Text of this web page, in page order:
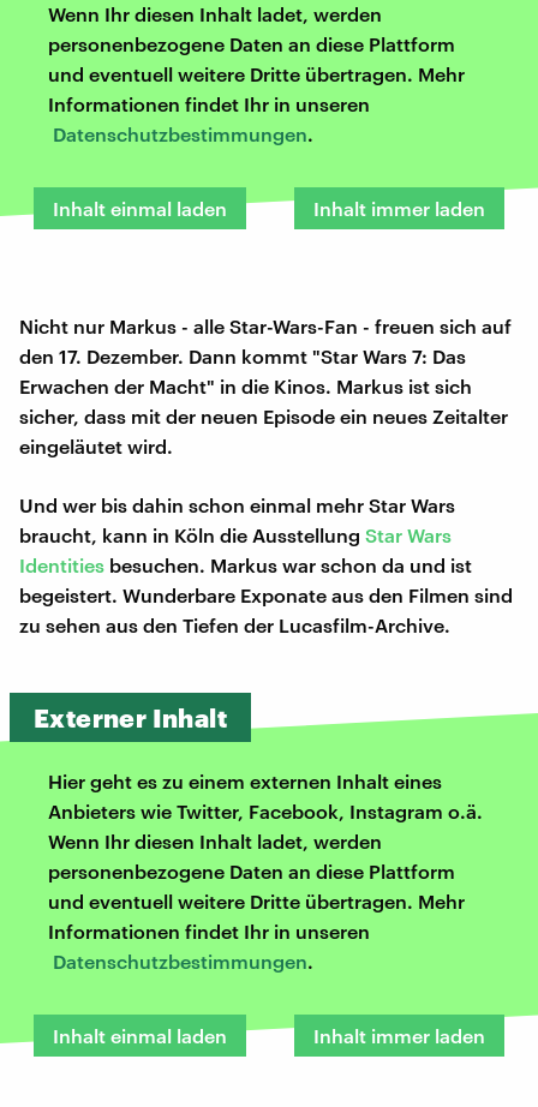
Wenn Ihr diesen Inhalt ladet, werden
personenbezogene Daten an diese Plattform
und eventuell weitere Dritte übertragen. Mehr
Informationen findet Ihr in unseren
Datenschutzbestimmungen.
Inhalt einmal laden Inhalt immer laden
Nicht nur Markus - alle Star-Wars-Fan - freuen sich auf
den 17. Dezember. Dann kommt "Star Wars 7: Das
Erwachen der Macht" in die Kinos. Markus ist sich
sicher, dass mit der neuen Episode ein neues Zeitalter
eingeläutet wird.
Und wer bis dahin schon einmal mehr Star Wars
braucht, kann in Köln die Ausstellung Star Wars
Identities besuchen. Markus war schon da und ist
begeistert. Wunderbare Exponate aus den Filmen sind
zu sehen aus den Tiefen der Lucasfilm-Archive.
Externer Inhalt
Hier geht es zu einem externen Inhalt eines
Anbieters wie Twitter, Facebook, Instagram o.ä.
Wenn Ihr diesen Inhalt ladet, werden
personenbezogene Daten an diese Plattform
und eventuell weitere Dritte übertragen. Mehr
Informationen findet Ihr in unseren
Datenschutzbestimmungen.
Inhalt einmal laden Inhalt immer laden